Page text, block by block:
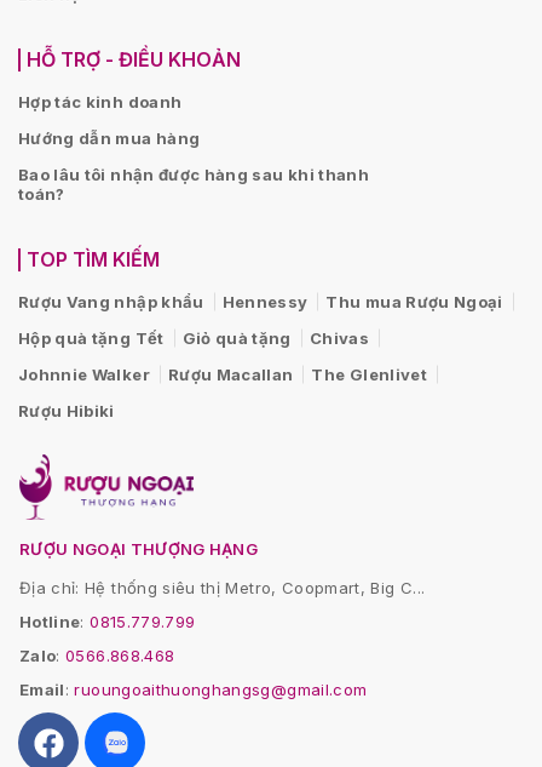
HỖ TRỢ - ĐIỀU KHOẢN
Hợp tác kinh doanh
Hướng dẫn mua hàng
Bao lâu tôi nhận được hàng sau khi thanh
toán?
TOP TÌM KIẾM
Rượu Vang nhập khẩu Hennessy
Thu mua Rượu Ngoại
Hộp quà tặng Tết
Giỏ quà tặng
Chivas
Johnnie Walker
Rượu Macallan
The Glenlivet
Rượu Hibiki
RƯỢU NGOẠI THƯỢNG HẠNG
Địa chỉ: Hệ thống siêu thị Metro, Coopmart, Big C...
Hotline:0815.779.799
Zalo:0566.868.468
Email:ruoungoaithuonghangsg@gmail.com